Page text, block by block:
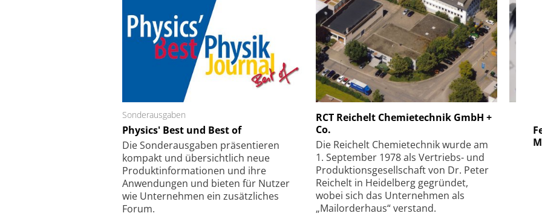
Sonderausgaben
Physics' Best und Best of
Die Sonder­ausgaben präsentieren
kompakt und übersichtlich neue
Produkt­informationen und ihre
Anwendungen und bieten für Nutzer
wie Unternehmen ein zusätzliches
Forum.
RCT Reichelt Chemietechnik GmbH +
Co.
Die Reichelt Chemietechnik wurde am
1. September 1978 als Vertriebs- und
Produktionsgesellschaft von Dr. Peter
Reichelt in Heidelberg gegründet,
wobei sich das Unternehmen als
„Mailorderhaus“ verstand.
Faserkoppler mit Super-
Feinfokussierungsmechanismus
SmarAct GmbH
kleinstem Raum